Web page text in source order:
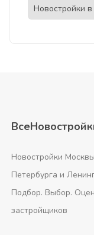
Новостройки
Новостройки
Петербурга и
Подбор. Выбор.
застройщиков